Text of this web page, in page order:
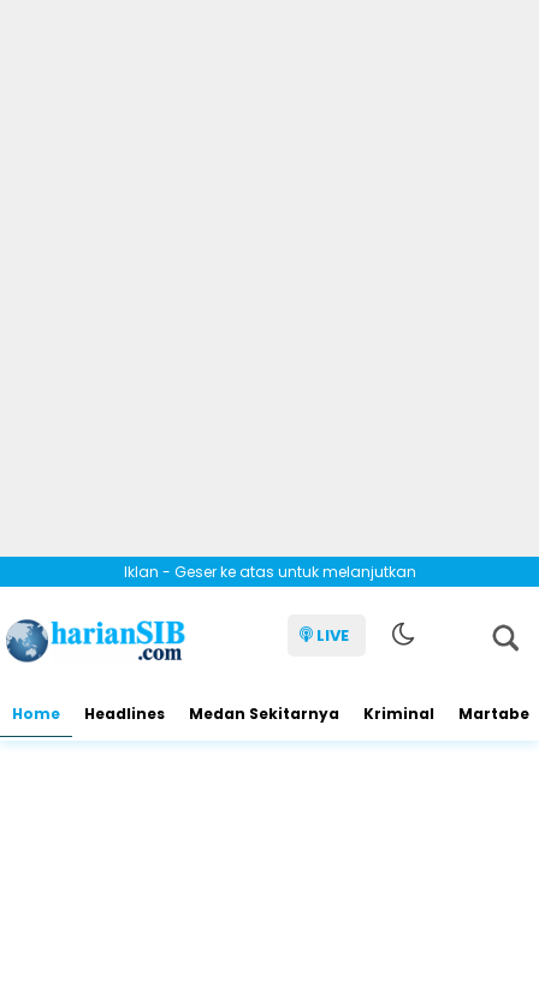
Iklan - Geser ke atas untuk melanjutkan
LIVE
Home Headlines Medan Sekitarnya Kriminal Martabe